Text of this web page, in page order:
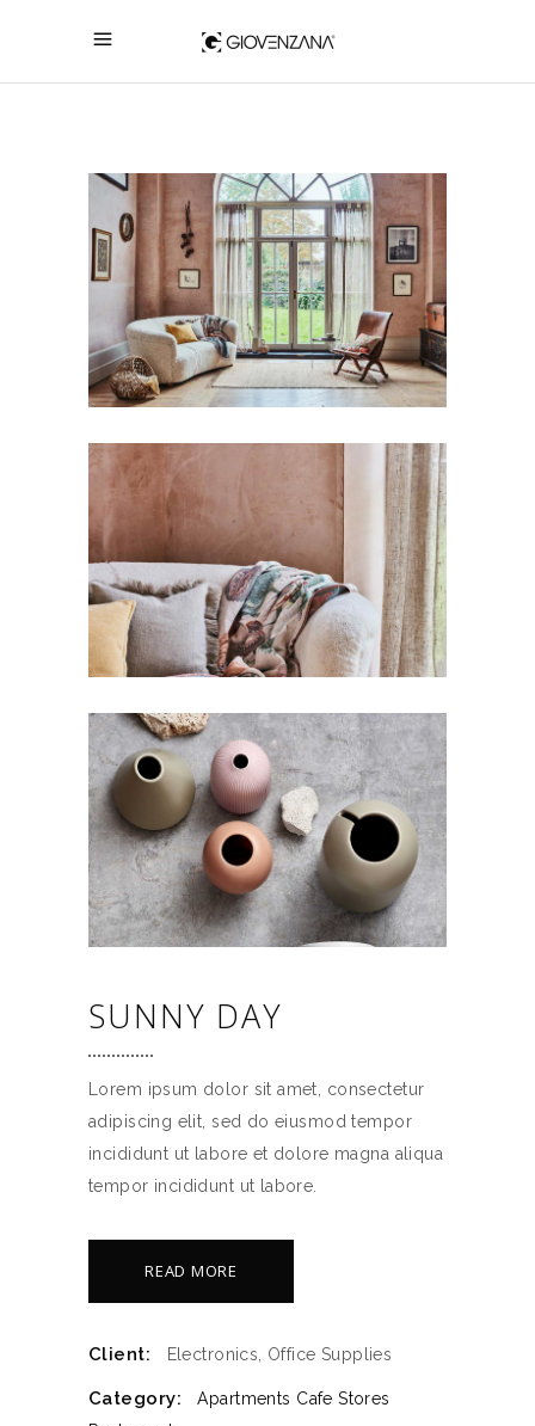
SUNNY DAY
Lorem ipsum dolor sit amet, consectetur
adipiscing elit, sed do eiusmod tempor
incididunt ut labore et dolore magna aliqua
tempor incididunt ut labore.
READ MORE
Client: Electronics, Office Supplies
Category: Apartments Cafe Stores